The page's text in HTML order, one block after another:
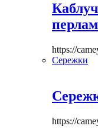
https://
Сережки
https://